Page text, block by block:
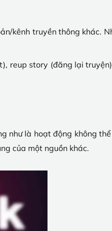
kênh truyền thông khác.
reup story (đăng lại
như là hoạt động không
của một nguồn khác.